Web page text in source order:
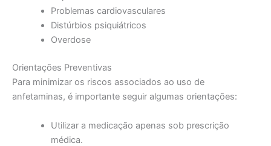
Problemas cardiovasculares
Distúrbios psiquiátricos
Overdose
Orientações Preventivas
Para minimizar os riscos associados ao uso de
anfetaminas, é importante seguir algumas orientações:
Utilizar a medicação apenas sob prescrição
médica.